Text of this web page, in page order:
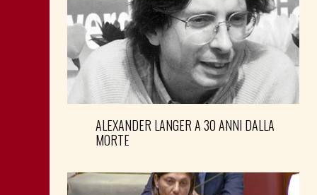
ALEXANDER LANGER A 30 ANNI DALLA
MORTE